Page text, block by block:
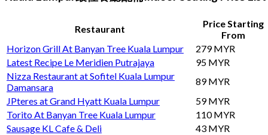
Restaurant
Price Starting
From
Horizon Grill At Banyan Tree Kuala Lumpur
279 MYR
Latest Recipe Le Meridien Putrajaya
95 MYR
Nizza Restaurant at Sofitel Kuala Lumpur
Damansara
89 MYR
JPteres at Grand Hyatt Kuala Lumpur
59 MYR
Torito At Banyan Tree Kuala Lumpur
110 MYR
Sausage KL Cafe & Deli
43 MYR